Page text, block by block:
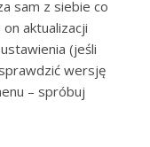
sam z siebie co
aktualizacji
(jeśli
wersję
– spróbuj